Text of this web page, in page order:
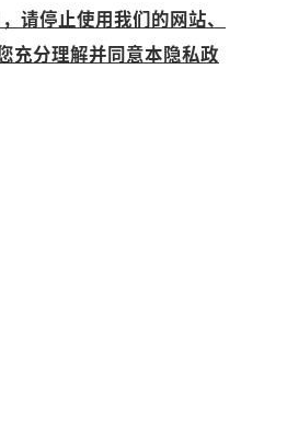
请停止使用我们的网站、
充分理解并同意本隐私政